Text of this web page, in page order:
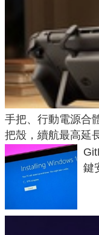
手把、行動電源合
把殼，續航最高延
鍵